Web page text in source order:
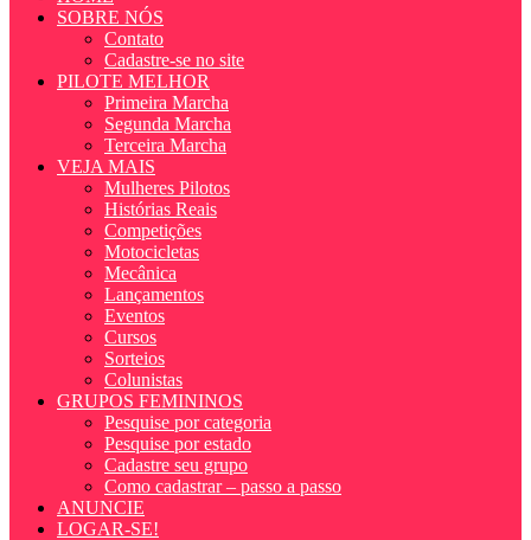
SOBRE NÓS
Contato
Cadastre-se no site
PILOTE MELHOR
Primeira Marcha
Segunda Marcha
Terceira Marcha
VEJA MAIS
Mulheres Pilotos
Histórias Reais
Competições
Motocicletas
Mecânica
Lançamentos
Eventos
Cursos
Sorteios
Colunistas
GRUPOS FEMININOS
Pesquise por categoria
Pesquise por estado
Cadastre seu grupo
Como cadastrar – passo a passo
ANUNCIE
LOGAR-SE!